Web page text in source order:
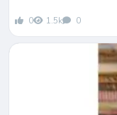
0 1.5k 0